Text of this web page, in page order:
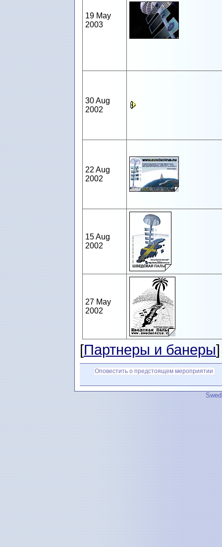
19 May
2003
30 Aug
2002
22 Aug
2002
15 Aug
2002
27 May
2002
[Партнеры и банеры]
Оповестить о предстоящем мероприятии